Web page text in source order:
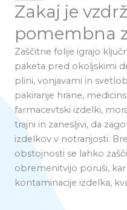
Zakaj je
pomembna
Zaščitne folije igrajo
paketa pred okoljskimi
plini, vonjavami in
pakiranje hrane,
farmacevtski izdelki,
trajni in zanesljivi, da
izdelkov v notranjosti.
obstojnosti se lahko
obremenitvijo poruši,
kontaminacije izdelka,